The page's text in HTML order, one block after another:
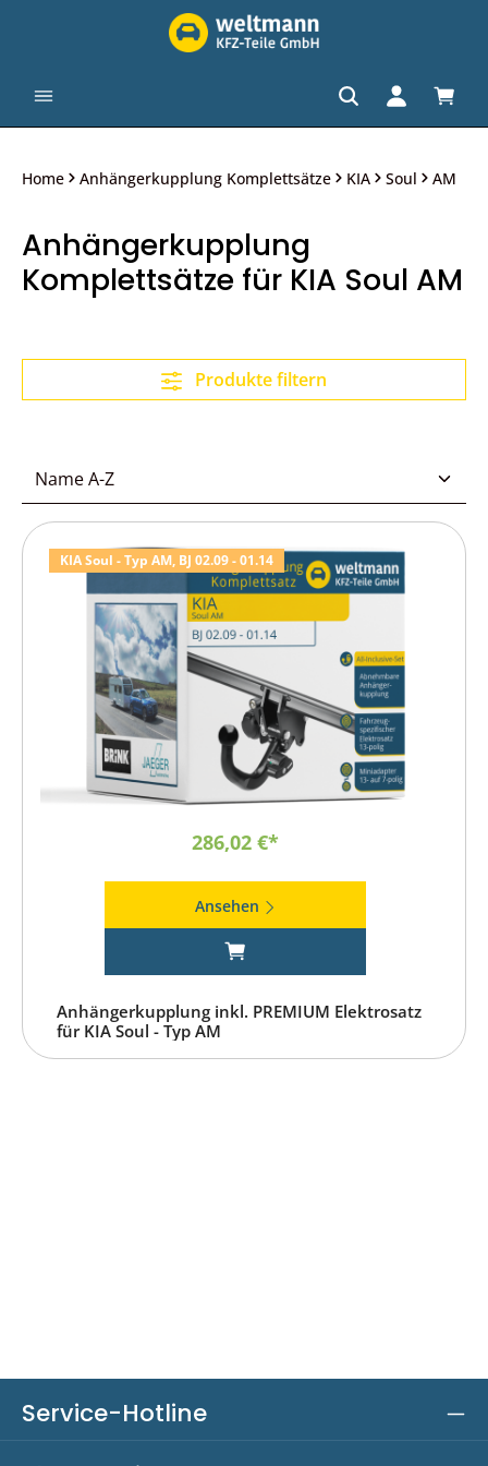
Home Anhängerkupplung Komplettsätze KIA Soul AM
Anhängerkupplung
Komplettsätze für KIA Soul AM
Produkte filtern
KIA Soul - Typ AM, BJ 02.09 - 01.14
286,02 €*
Ansehen
Anhängerkupplung inkl. PREMIUM Elektrosatz
für KIA Soul - Typ AM
Service-Hotline